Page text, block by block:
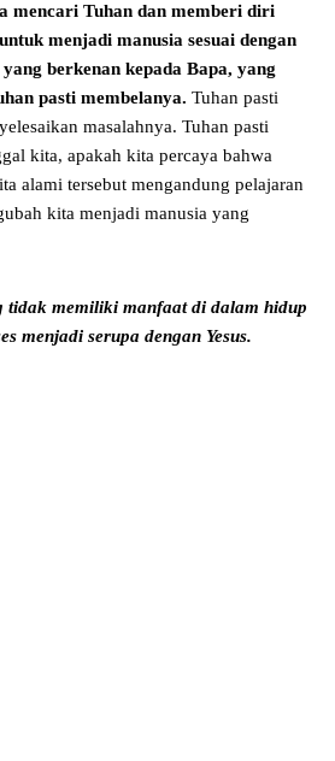
mencari Tuhan dan memberi diri
menjadi manusia sesuai dengan
berkenan kepada Bapa, yang
pasti membelanya. Tuhan pasti
masalahnya. Tuhan pasti
kita, apakah kita percaya bahwa
alami tersebut mengandung pelajaran
kita menjadi manusia yang
tidak memiliki manfaat di dalam hidup
menjadi serupa dengan Yesus.